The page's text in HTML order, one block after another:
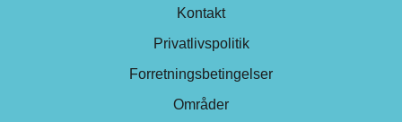
Kontakt
Privatlivspolitik
Forretningsbetingelser
Områder